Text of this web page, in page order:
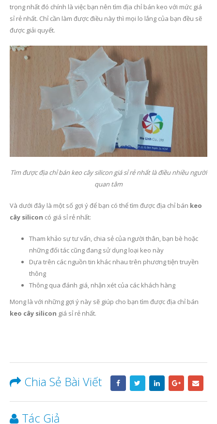
trọng nhất đó chính là việc bạn nên tìm địa chỉ bán keo với mức giá
sỉ rẻ nhất. Chỉ cần làm được điều này thì mọi lo lắng của bạn đều sẽ
được giải quyết.
Tìm được địa chỉ bán keo cây silicon giá sỉ rẻ nhất là điều nhiều người
quan tâm
Và dưới đây là một số gợi ý để bạn có thể tìm được địa chỉ bán keo
cây silicon có giá sỉ rẻ nhất:
Tham khảo sự tư vấn, chia sẻ của người thân, bạn bè hoặc
những đối tác cũng đang sử dụng loại keo này
Dựa trên các nguồn tin khác nhau trên phương tiện truyền
thông
Thông qua đánh giá, nhận xét của các khách hàng
Mong là với những gợi ý này sẽ giúp cho bạn tìm được địa chỉ bán
keo cây silicon giá sỉ rẻ nhất.
Chia Sẻ Bài Viết
Tác Giả